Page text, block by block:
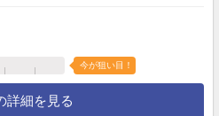
今が狙い目！
詳細を見る